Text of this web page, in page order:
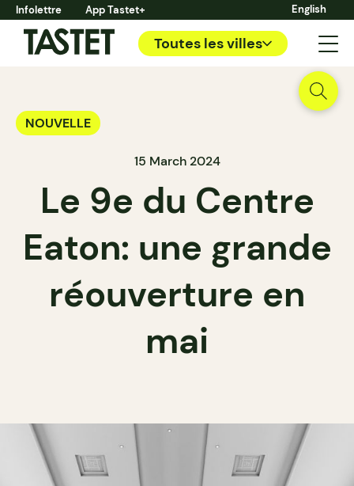
Infolettre App Tastet+ English
Toutes les villes
NOUVELLE
15 March 2024
Le 9e du Centre
Eaton: une grande
réouverture en
mai